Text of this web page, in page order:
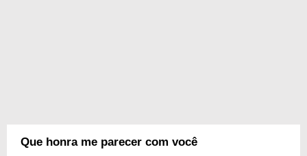
Que honra me parecer com você